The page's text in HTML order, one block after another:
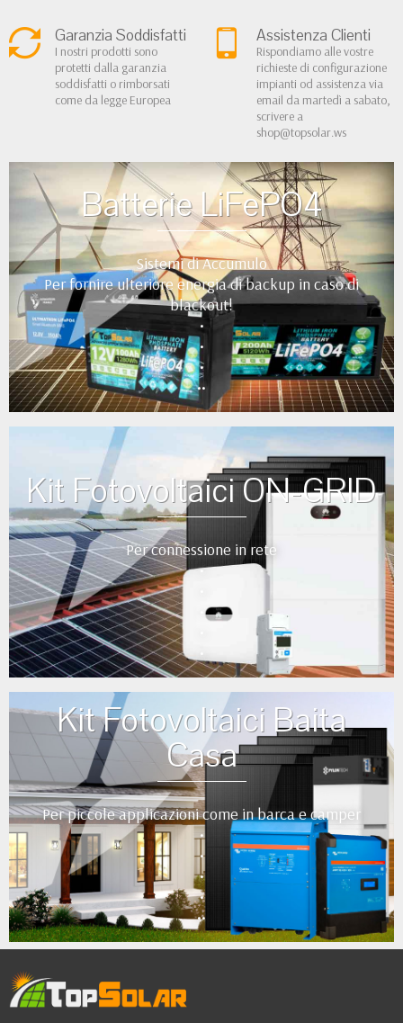
Garanzia Soddisfatti
I nostri prodotti sono
protetti dalla garanzia
soddisfatti o rimborsati
come da legge Europea
Assistenza Clienti
Rispondiamo alle vostre
richieste di configurazione
impianti od assistenza via
email da martedì a sabato,
scrivere a
shop@topsolar.ws
Batterie LiFePO4
Sistemi di Accumulo
Per fornire ulteriore energia di backup in caso di
blackout!
•
•
•
••
Kit Fotovoltaici ON-GRID
Per connessione in rete
•
•
Kit Fotovoltaici Baita
Casa
Per piccole applicazioni come in barca e camper
•
•
•
•
••